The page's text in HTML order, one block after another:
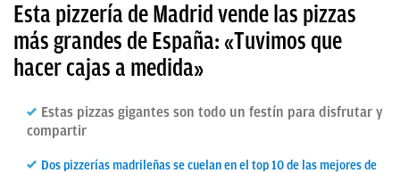
Esta pizzería de Madrid vende las pizzas
más grandes de España: «Tuvimos que
hacer cajas a medida»
Estas pizzas gigantes son todo un festín para disfrutar y
compartir
Dos pizzerías madrileñas se cuelan en el top 10 de las mejores de